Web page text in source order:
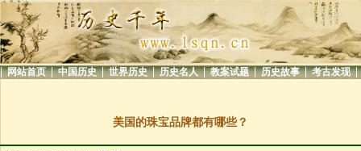
| 网站首页 | 中国历史 | 世界历史 | 历史名人 | 教案试题 | 历史故事 | 考古发现 |
美国的珠宝品牌都有哪些？